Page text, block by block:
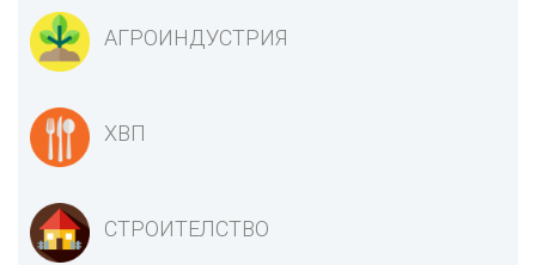
АГРОИНДУСТРИЯ
ХВП
СТРОИТЕЛСТВО